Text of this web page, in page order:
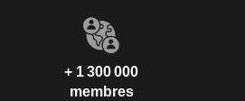
+ 1 300 000
membres